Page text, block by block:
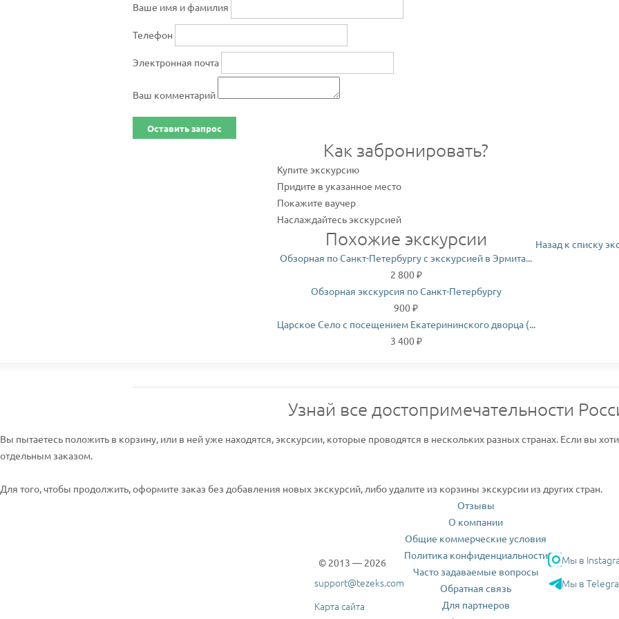
Ваше имя и фамилия
Телефон
Электронная почта
Ваш комментарий
Оставить запрос
Как забронировать?
Купите экскурсию
Придите в указанное место
Покажите ваучер
Наслаждайтесь экскурсией
Похожие экскурсии
Обзорная по Санкт-Петербургу с экскурсией в Эрмита...
2 800 ₽
Обзорная экскурсия по Санкт-Петербургу
900 ₽
Царское Село с посещением Екатерининского дворца (...
3 400 ₽
Назад к списку
Узнай все достопримечательности
Вы пытаетесь положить в корзину, или в ней уже находятся, экскурсии, которые проводятся в нескольких разных странах. Если вы
отдельным заказом.
Для того, чтобы продолжить, оформите заказ без добавления новых экскурсий, либо удалите из корзины экскурсии из других стран.
© 2013 — 2026
support@tezeks.com
Карта сайта
Отзывы
О компании
Общие коммерческие условия
Политика конфиденциальности
Часто задаваемые вопросы
Обратная связь
Для партнеров
Мы в
Мы в